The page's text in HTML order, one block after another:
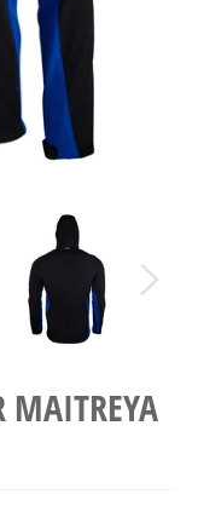
MAITREYA